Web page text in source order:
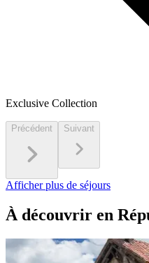
Exclusive Collection
Précédent Suivant
Afficher plus de séjours
À découvrir en